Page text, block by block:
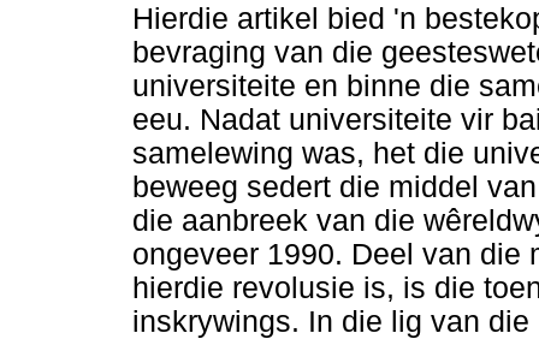
Hierdie artikel bied 'n
bevraging van die
universiteite en binne die
eeu. Nadat universiteite vir
samelewing was, het die
beweeg sedert die middel
die aanbreek van die
ongeveer 1990. Deel van die
hierdie revolusie is, is die
inskrywings. In die lig van